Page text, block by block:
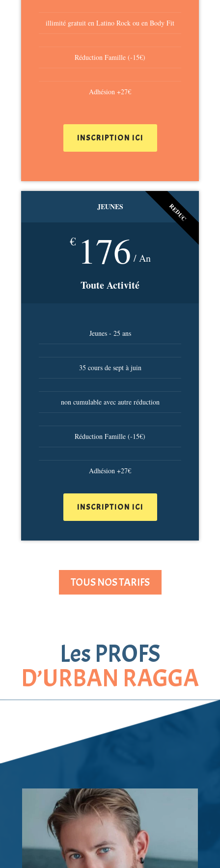
illimité gratuit en Latino Rock ou en Body Fit
Réduction Famille (-15€)
Adhésion +27€
INSCRIPTION ICI
JEUNES REDUC
€ 176 / An
Toute Activité
Jeunes - 25 ans
35 cours de sept à juin
non cumulable avec autre réduction
Réduction Famille (-15€)
Adhésion +27€
INSCRIPTION ICI
TOUS NOS TARIFS
Les PROFS
D’URBAN RAGGA